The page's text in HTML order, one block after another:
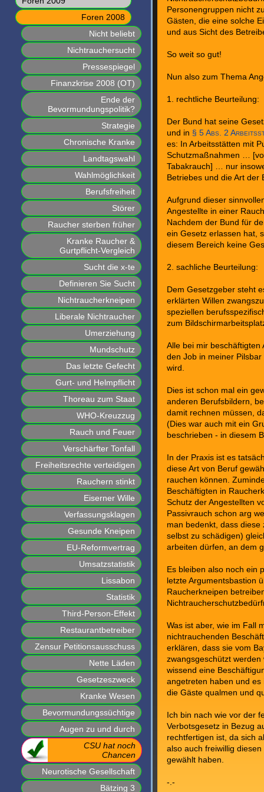
Personengruppen nicht
Gästen, die eine solche
und aus Sicht des
So weit so gut!
Nun also zum Thema
1. rechtliche Beurteilung:
Der Bund hat seine
und in § 5 Abs. 2
es: In Arbeitsstätten mit
Schutzmaßnahmen …
Tabakrauch] … nur
Betriebes und die Art der
Aufgrund dieser
Angestellte in einer
Nachdem der Bund für
ein Gesetz erlassen hat,
diesem Bereich keine
2. sachliche Beurteilung:
Dem Gesetzgeber steht
erklärten Willen
speziellen
zum
Alle bei mir beschäftigten
den Job in meiner
wird.
Dies ist schon mal ein
anderen Berufsbildern,
damit rechnen müssen,
(Dies war auch mit ein
beschrieben - in diesem
In der Praxis ist es
diese Art von Beruf
rauchen können.
Beschäftigten in
Schutz der Angestellten
Passivrauch schon arg
man bedenkt, dass
selbst zu schädigen)
arbeiten dürfen, an dem
Es bleiben also noch ein
letzte Argumentsbastion
Raucherkneipen
Was ist aber, wie im Fall
nichtrauchenden
erklären, dass sie vom
zwangsgeschützt
wissend eine
angetreten haben und
die Gäste qualmen und
Ich bin nach wie vor der
Verbotsgesetz in Bezug
rechtfertigen ist, da sich
also auch freiwillig
gewählt haben.
-.-
Foren 2008
Nicht beliebt
Nichtrauchersucht
Pressespiegel
Finanzkrise 2008 (OT)
Ende der
Bevormundungspolitik?
Strategie
Chronische Kranke
Landtagswahl
Wahlmöglichkeit
Berufsfreiheit
Störer
Raucher sterben früher
Kranke Raucher &
Gurtpflicht-Vergleich
Sucht die x-te
Definieren Sie Sucht
Nichtraucherkneipen
Liberale Nichtraucher
Umerziehung
Mundschutz
Das letzte Gefecht
Gurt- und Helmpflicht
Thoreau zum Staat
WHO-Kreuzzug
Rauch und Feuer
Verschärfter Tonfall
Freiheitsrechte verteidigen
Rauchern stinkt
Eiserner Wille
Verfassungsklagen
Gesunde Kneipen
EU-Reformvertrag
Umsatzstatistik
Lissabon
Statistik
Third-Person-Effekt
Restaurantbetreiber
Zensur Petitionsausschuss
Nette Läden
Gesetzeszweck
Kranke Wesen
Bevormundungssüchtige
Augen zu und durch
CSU hat noch
Chancen
Neurotische Gesellschaft
Bätzing 3